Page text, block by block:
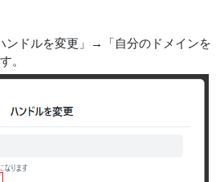
ドルを変更」→「自分のドメインを
。